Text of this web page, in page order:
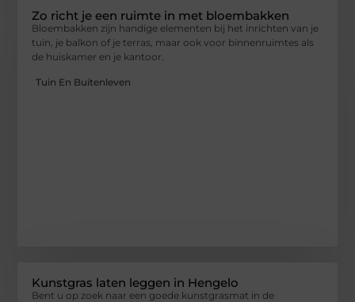
Zo richt je een ruimte in met bloembakken
Bloembakken zijn handige elementen bij het inrichten van je
tuin, je balkon of je terras, maar ook voor binnenruimtes als
de huiskamer en je kantoor.
Tuin En Buitenleven
Kunstgras laten leggen in Hengelo
Bent u op zoek naar een goede kunstgrasmat in de